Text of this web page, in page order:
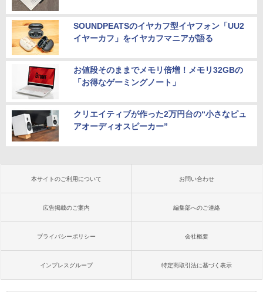
SOUNDPEATSのイヤカフ型イヤフォン「UU2
イヤーカフ」をイヤカフマニアが語る
お値段そのままでメモリ倍増！メモリ32GBの
「お得なゲーミングノート」
クリエイティブが作った2万円台の“小さなピュ
アオーディオスピーカー”
本サイトのご利用について お問い合わせ
広告掲載のご案内 編集部へのご連絡
プライバシーポリシー 会社概要
インプレスグループ 特定商取引法に基づく表示